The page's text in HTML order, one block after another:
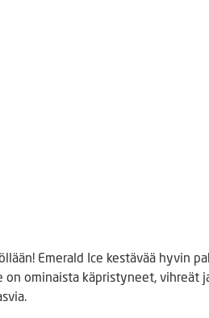
Emerald Ice kestävää hyvin
ominaista käpristyneet, vihreät